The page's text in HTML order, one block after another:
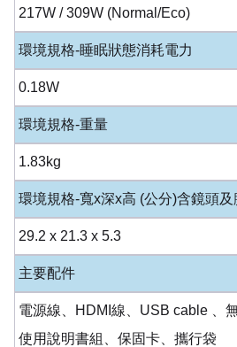
217W / 309W (Normal/Eco)
環境規格-睡眠狀態消耗電力
0.18W
環境規格-重量
1.83kg
環境規格-寬x深x高 (公分)含鏡頭及
29.2 x 21.3 x 5.3
主要配件
電源線、HDMI線、USB cable 、
使用說明書組、保固卡、攜行袋